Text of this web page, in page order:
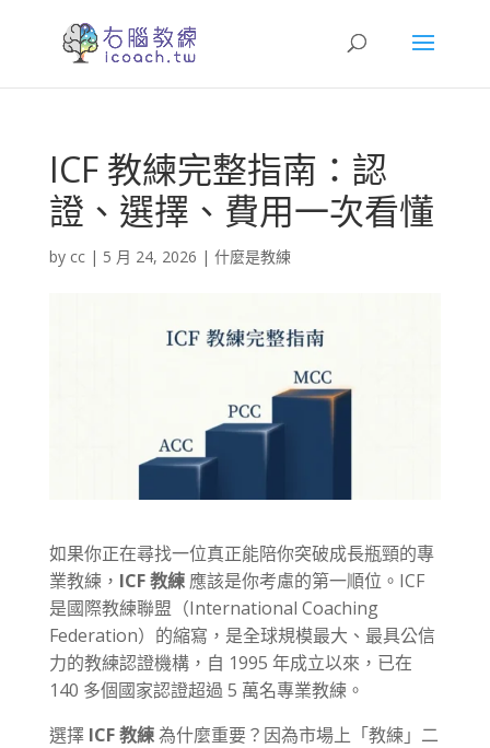
ICF 教練完整指南：認
證、選擇、費用一次看懂
by cc| 5 月 24, 2026 | 什麼是教練
如果你正在尋找一位真正能陪你突破成長瓶頸的專
業教練， ICF 教練應該是你考慮的第一順位。ICF
是國際教練聯盟（International Coaching
Federation）的縮寫，是全球規模最大、最具公信
力的教練認證機構，自 1995 年成立以來，已在
140 多個國家認證超過 5 萬名專業教練。
選擇 ICF 教練為什麼重要？因為市場上「教練」二